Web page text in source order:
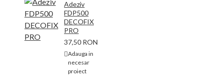
Adeziv
FDP500
DECOFIX
PRO
37,50 RON
Adauga in
necesar
proiect